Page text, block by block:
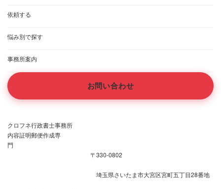
依頼する
悩み別で探す
事務所案内
お問い合わせ
クロフネ行政書士事務所
内容証明郵便作成専
門
〒330-0802
埼玉県さいたま市大宮区宮町五丁目28番地